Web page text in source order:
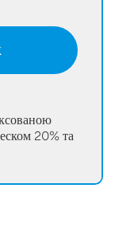
20% та